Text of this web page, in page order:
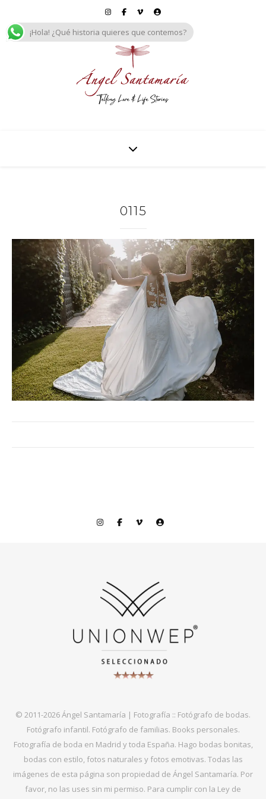
0115
© 2011-2026 Ángel Santamaría | Fotografía :: Fotógrafo de bodas.
Fotógrafo infantil. Fotógrafo de familias. Books personales.
Fotografía de boda en Madrid y toda España. Hago bodas bonitas,
bodas con estilo, fotos naturales y fotos emotivas. Todas las
imágenes de esta página son propiedad de Ángel Santamaría. Por
favor, no las uses sin mi permiso. Para cumplir con la Ley de
¡Hola! ¿Qué historia quieres que contemos?